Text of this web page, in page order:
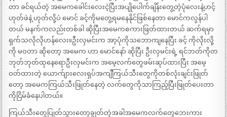
တာ ခင်ရယ်တဲ့ အမေကခေါင်းလေးငဲ့ပြီးအပျိုပေါက်ချိန်းတွေ့တဲ့ပုံလေးနဲ့ဟင့်
ဟုတ်ဖဲနဲ့ ဟုတ်လို့ပဲ မောင် ခင့်ကိုမတွေ့ရမနေနိုင်ဖြစ်နေတာ မောင်ကလွန်ပါ
တယ် မနက်ကလည်းတစ်ခါ ဆိုပြီးအမေကစကားဖြတ်ထားတယ် ဆက်ရမှာ
ရှက်သလိုလိုဟန်လေး။ဦးလှမင်းက အာ့ပုံကိုသဘောကျနေပြီး ခင့် ကိုလိုးလို့
ကို မဝတာ ဆိုတော့ အမေက ဟာ မောင်နော် ဆိုပြီး ဦးလှမင်းရဲ့ ရင်ဘတ်ကိုတ
ဘုတ်ဘုတ်ထုနေရောဦးလှမင်းက အမေ့လက်တွေဖမ်းဆုပ်ထားပြီး အမေ့
ဝတ်ထားတဲ့ ယောက်ျားလေးရှပ်အကျီကြယ်သီးတွေကိုတစ်လုံးချင်းဖြုတ်
တော့ အမေကကြယ်သီးဖြုတ်နေတဲ့ လက်တွေကိုသာကြည့်ပြီးဖြုတ်ပေးတာ
ကိုငြိမ်ခံနေပါတယ်။
ကြယ်သီးတွေပြုတ်သွားတော့ချွတ်တဲ့အခါအမေကလက်တွေဘေးကား